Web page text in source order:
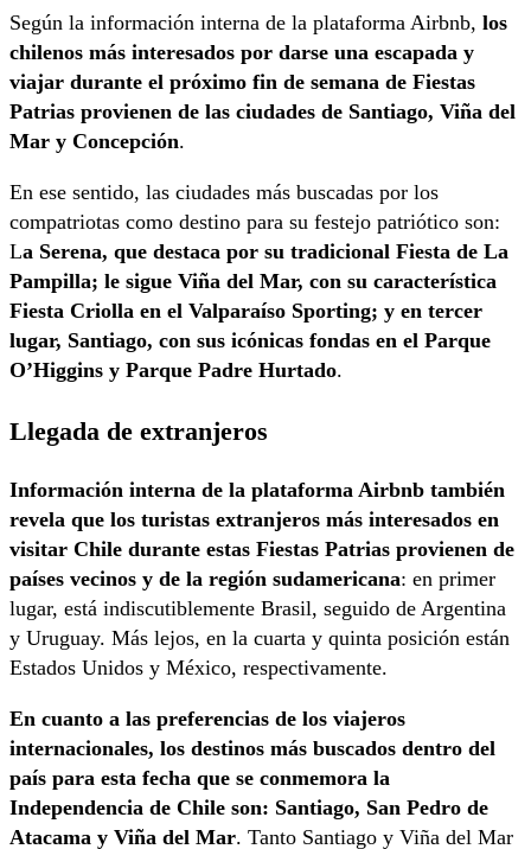
Según la información interna de la plataforma Airbnb, los
chilenos más interesados por darse una escapada y
viajar durante el próximo fin de semana de Fiestas
Patrias provienen de las ciudades de Santiago, Viña del
Mar y Concepción.
En ese sentido, las ciudades más buscadas por los
compatriotas como destino para su festejo patriótico son:
La Serena, que destaca por su tradicional Fiesta de La
Pampilla; le sigue Viña del Mar, con su característica
Fiesta Criolla en el Valparaíso Sporting; y en tercer
lugar, Santiago, con sus icónicas fondas en el Parque
O’Higgins y Parque Padre Hurtado.
Llegada de extranjeros
Información interna de la plataforma Airbnb también
revela que los turistas extranjeros más interesados en
visitar Chile durante estas Fiestas Patrias provienen de
países vecinos y de la región sudamericana: en primer
lugar, está indiscutiblemente Brasil, seguido de Argentina
y Uruguay. Más lejos, en la cuarta y quinta posición están
Estados Unidos y México, respectivamente.
En cuanto a las preferencias de los viajeros
internacionales, los destinos más buscados dentro del
país para esta fecha que se conmemora la
Independencia de Chile son: Santiago, San Pedro de
Atacama y Viña del Mar. Tanto Santiago y Viña del Mar